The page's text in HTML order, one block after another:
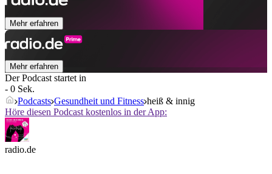
Mehr erfahren
Mehr erfahren
Der Podcast startet in
- 0 Sek.
Podcasts Gesundheit und Fitness heiß & innig
Höre diesen Podcast kostenlos in der App:
radio.de